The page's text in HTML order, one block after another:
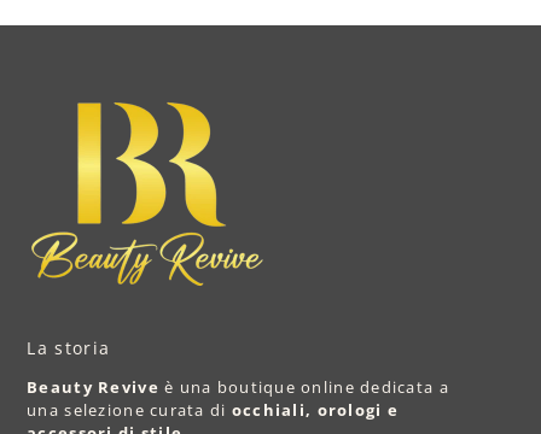
La storia
Beauty Revive è una boutique online dedicata a
una selezione curata di occhiali, orologi e